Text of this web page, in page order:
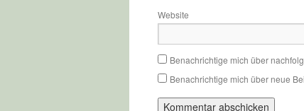
Website
Benachrichtige mich über
Benachrichtige mich über neue